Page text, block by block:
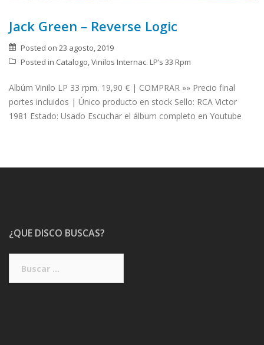
Jack Green – Reverse Logic
Posted on 23 agosto, 2019
Posted in Catalogo,Vinilos Internac. LP’s 33 Rpm
Albúm Vinilo LP 33 rpm. 19,90 € | COMPRAR »» Precio final
portes incluidos | Único producto en stock Sello: RCA Victor
1981 Estado: Usado Escuchar el álbum completo en Youtube
¿QUE DISCO BUSCAS?